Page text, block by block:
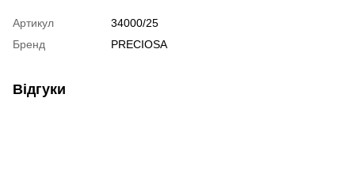
Артикул
34000/25
Бренд
PRECIOSA
Відгуки